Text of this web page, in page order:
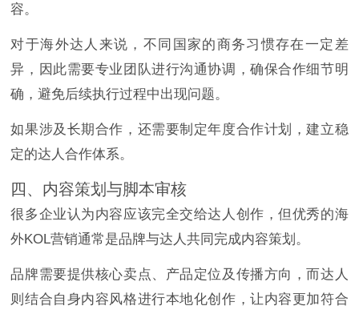
容。
对于海外达人来说，不同国家的商务习惯存在一定差
异，因此需要专业团队进行沟通协调，确保合作细节明
确，避免后续执行过程中出现问题。
如果涉及长期合作，还需要制定年度合作计划，建立稳
定的达人合作体系。
四、内容策划与脚本审核
很多企业认为内容应该完全交给达人创作，但优秀的海
外KOL营销通常是品牌与达人共同完成内容策划。
品牌需要提供核心卖点、产品定位及传播方向，而达人
则结合自身内容风格进行本地化创作，让内容更加符合